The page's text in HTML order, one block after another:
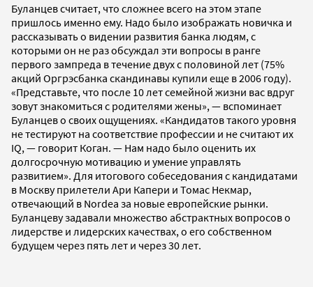
Буланцев считает, что сложнее всего на этом этапе
пришлось именно ему. Надо было изображать новичка и
рассказывать о видении развития банка людям, с
которыми он не раз обсуждал эти вопросы в ранге
первого зампреда в течение двух с половиной лет (75%
акций Оргрэсбанка скандинавы купили еще в 2006 году).
«Представьте, что после 10 лет семейной жизни вас вдруг
зовут знакомиться с родителями жены», — вспоминает
Буланцев о своих ощущениях. «Кандидатов такого уровня
не тестируют на соответствие профессии и не считают их
IQ, — говорит Коган. — Нам надо было оценить их
долгосрочную мотивацию и умение управлять
развитием». Для итогового собеседования с кандидатами
в Москву прилетели Ари Капери и Томас Некмар,
отвечающий в Nordea за новые европейские рынки.
Буланцеву задавали множество абстрактных вопросов о
лидерстве и лидерских качествах, о его собственном
будущем через пять лет и через 30 лет.